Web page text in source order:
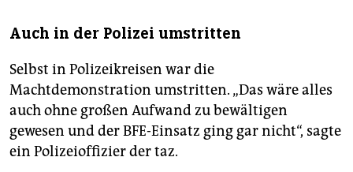
Auch in der Polizei umstritten
Selbst in Polizeikreisen war die
Machtdemonstration umstritten. „Das wäre alles
auch ohne großen Aufwand zu bewältigen
gewesen und der BFE-Einsatz ging gar nicht“, sagte
ein Polizeioffizier der taz.